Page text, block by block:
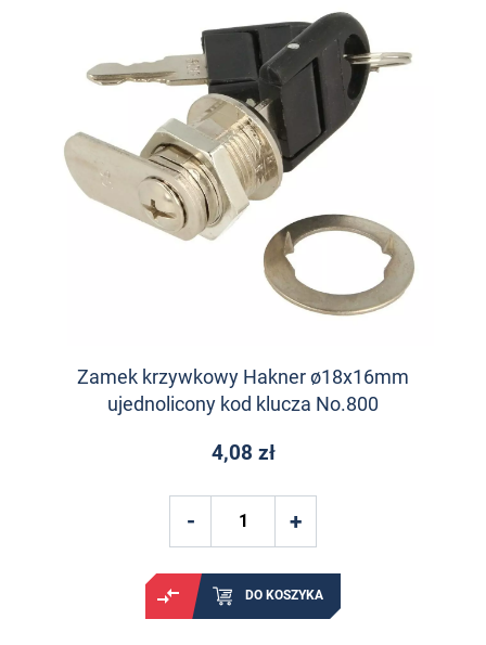
Zamek krzywkowy Hakner ø18x16mm
ujednolicony kod klucza No.800
4,08 zł
DO KOSZYKA